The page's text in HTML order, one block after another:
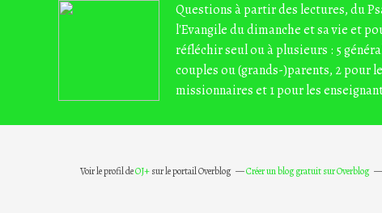
Questions à partir des lectures, du
l'Evangile du dimanche et sa vie et
réfléchir seul ou à plusieurs : 5
couples ou (grands-)parents, 2 pour
missionnaires et 1 pour les
Voir le profil deOJ+sur le portail Overblog Créer un blog gratuit sur Overblog